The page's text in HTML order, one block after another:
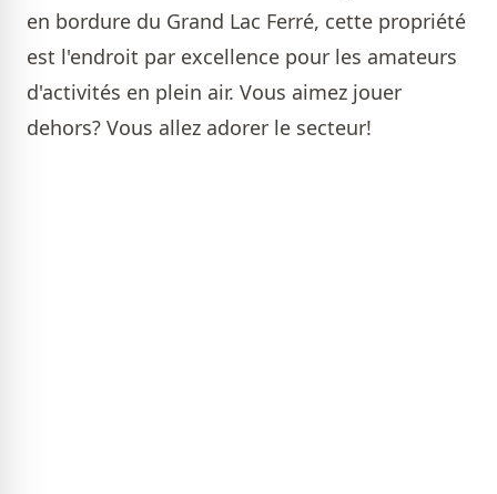
en bordure du Grand Lac Ferré, cette propriété
est l'endroit par excellence pour les amateurs
d'activités en plein air. Vous aimez jouer
dehors? Vous allez adorer le secteur!